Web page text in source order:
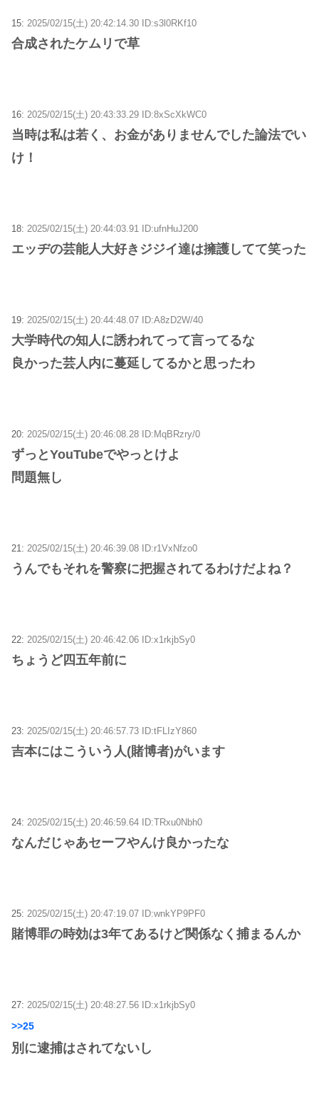
15: 2025/02/15(土) 20:42:14.30 ID:s3l0RKf10
合成されたケムリで草
16: 2025/02/15(土) 20:43:33.29 ID:8xScXkWC0
当時は私は若く、お金がありませんでした論法でい
け！
18: 2025/02/15(土) 20:44:03.91 ID:ufnHuJ200
エッヂの芸能人大好きジジイ達は擁護してて笑った
19: 2025/02/15(土) 20:44:48.07 ID:A8zD2W/40
大学時代の知人に誘われてって言ってるな
良かった芸人内に蔓延してるかと思ったわ
20: 2025/02/15(土) 20:46:08.28 ID:MqBRzry/0
ずっとYouTubeでやっとけよ
問題無し
21: 2025/02/15(土) 20:46:39.08 ID:r1VxNfzo0
うんでもそれを警察に把握されてるわけだよね？
22: 2025/02/15(土) 20:46:42.06 ID:x1rkjbSy0
ちょうど四五年前に
23: 2025/02/15(土) 20:46:57.73 ID:tFLIzY860
吉本にはこういう人(賭博者)がいます
24: 2025/02/15(土) 20:46:59.64 ID:TRxu0Nbh0
なんだじゃあセーフやんけ良かったな
25: 2025/02/15(土) 20:47:19.07 ID:wnkYP9PF0
賭博罪の時効は3年てあるけど関係なく捕まるんか
27: 2025/02/15(土) 20:48:27.56 ID:x1rkjbSy0
>>25
別に逮捕はされてないし